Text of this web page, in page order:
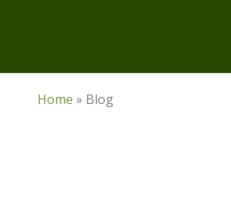
Home » Blog